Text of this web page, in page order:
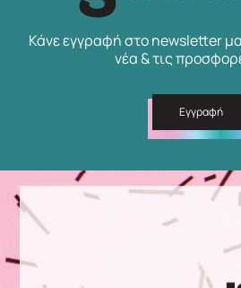
Κάνε εγγραφή στο newsletter
νέα & τις
Εγγραφή